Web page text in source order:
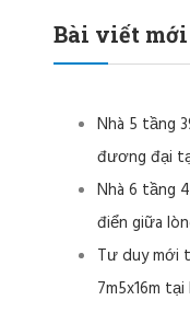
Bài viết mới
Nhà 5 tầng
đương đại
Nhà 6 tầng
điển giữa
Tư duy mới
7m5x16m